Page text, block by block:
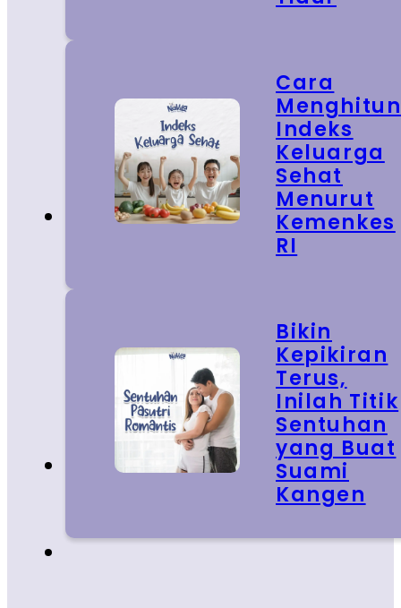
Cara
Indeks
Keluarga
Sehat
Menurut
Kemenkes
RI
Bikin
Kepikiran
Terus,
Inilah Titik
Sentuhan
yang Buat
Suami
Kangen